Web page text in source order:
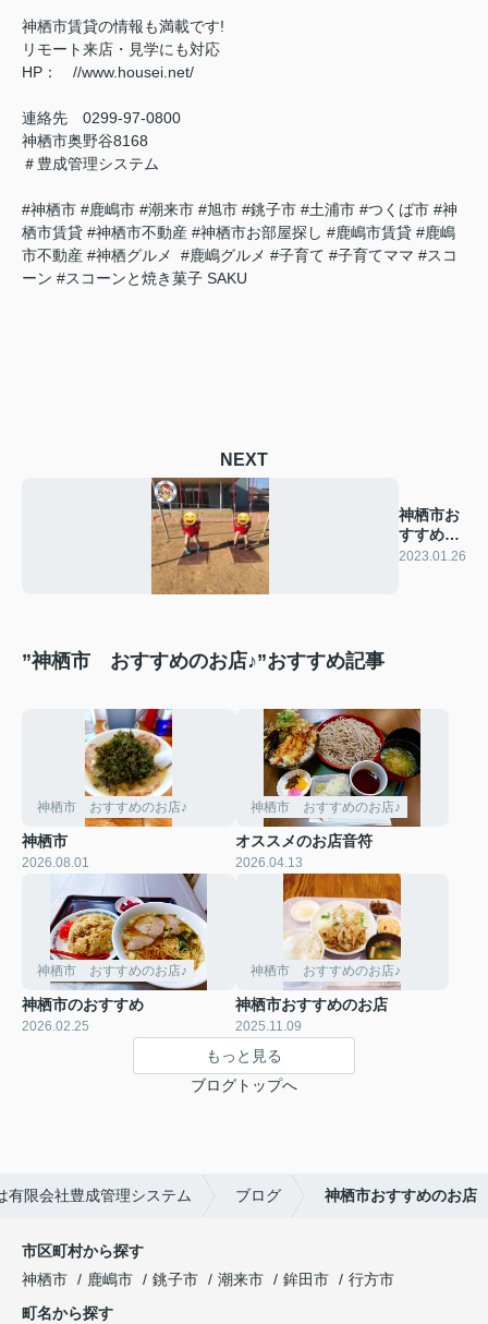
神栖市賃貸の情報も満載です!
リモート来店・見学にも対応
HP： //www.housei.net/
連絡先 0299‐97‐0800
神栖市奥野谷8168
＃豊成管理システム
#神栖市 #鹿嶋市 #潮来市 #旭市 #銚子市 #土浦市 #つくば市 #神
栖市賃貸 #神栖市不動産 #神栖市お部屋探し #鹿嶋市賃貸 #鹿嶋
市不動産 #神栖グルメ #鹿嶋グルメ #子育て #子育てママ #スコ
ーン #スコーンと焼き菓子 SAKU
NEXT
神栖市お
すすめス
ポット
2023.01.26
”神栖市 おすすめのお店♪”おすすめ記事
神栖市 おすすめのお店♪
神栖市
2026.08.01
神栖市 おすすめのお店♪
オススメのお店音符
2026.04.13
神栖市 おすすめのお店♪
神栖市のおすすめ
2026.02.25
神栖市 おすすめのお店♪
神栖市おすすめのお店
2025.11.09
もっと見る
ブログトップへ
有限会社豊成管理システム ブログ 神栖市おすすめのお店
市区町村から探す
神栖市
鹿嶋市 銚子市 潮来市 鉾田市
行方市
町名から探す